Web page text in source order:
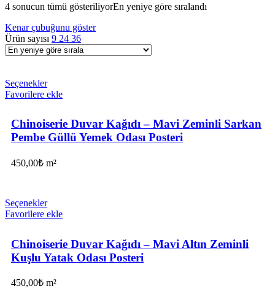
4 sonucun tümü gösteriliyorEn yeniye göre sıralandı
Kenar çubuğunu göster
Ürün sayısı 9 24 36
Seçenekler
Favorilere ekle
Chinoiserie Duvar Kağıdı – Mavi Zeminli Sarkan
Pembe Güllü Yemek Odası Posteri
450,00₺ m²
Seçenekler
Favorilere ekle
Chinoiserie Duvar Kağıdı – Mavi Altın Zeminli
Kuşlu Yatak Odası Posteri
450,00₺ m²